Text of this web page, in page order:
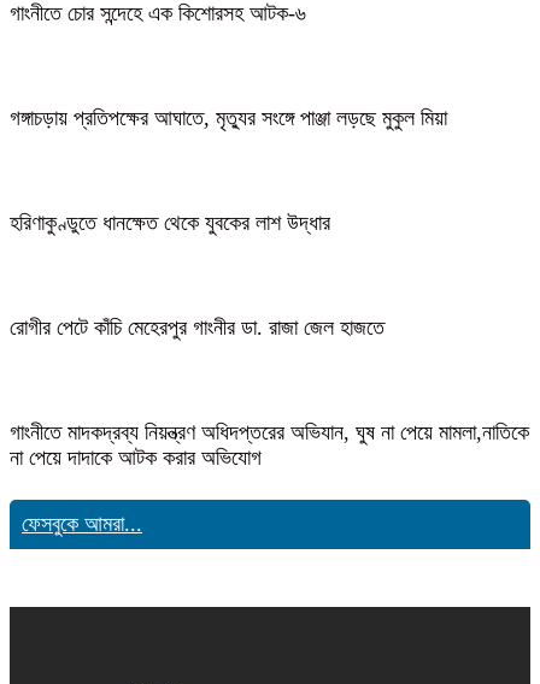
গাংনীতে চোর সন্দেহে এক কিশোরসহ আটক-৬
গঙ্গাচড়ায় প্রতিপক্ষের আঘাতে, মৃত্যুর সংঙ্গে পাঞ্জা লড়ছে মুকুল মিয়া
হরিণাকুণ্ডুতে ধানক্ষেত থেকে যুবকের লাশ উদ্ধার
রোগীর পেটে কাঁচি মেহেরপুর গাংনীর ডা. রাজা জেল হাজতে
গাংনীতে মাদকদ্রব্য নিয়ন্ত্রণ অধিদপ্তরের অভিযান, ঘুষ না পেয়ে মামলা,নাতিকে
না পেয়ে দাদাকে আটক করার অভিযোগ
ফেসবুকে আমরা...